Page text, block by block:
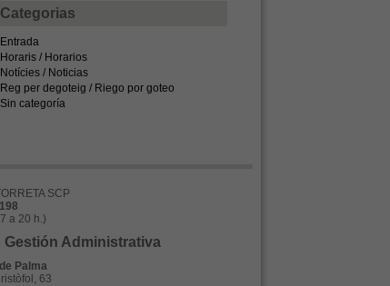
Categorias
Entrada
Horaris / Horarios
Notícies / Noticias
Reg per degoteig / Riego por goteo
Sin categoría
SCP
a 20 h.)
Gestión Administrativa
Palma
63